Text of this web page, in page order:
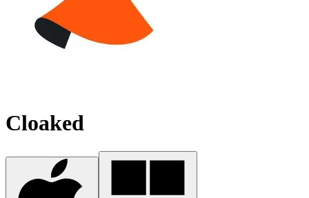
Cloaked